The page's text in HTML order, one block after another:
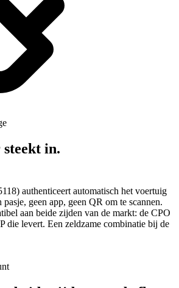
in.
authenticeert automatisch het voertuig
geen app, geen QR om te scannen.
aan beide zijden van de markt: de CPO
die levert. Een zeldzame combinatie bij de